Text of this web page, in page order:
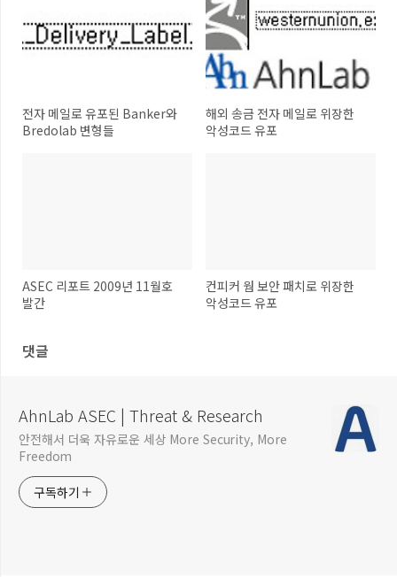
전자 메일로 유포된 Banker와
Bredolab 변형들
해외 송금 전자 메일로 위장한
악성코드 유포
ASEC 리포트 2009년 11월호
발간
컨피커 웜 보안 패치로 위장한
악성코드 유포
댓글
AhnLab ASEC | Threat & Research
안전해서 더욱 자유로운 세상 More Security, More
Freedom
구독하기